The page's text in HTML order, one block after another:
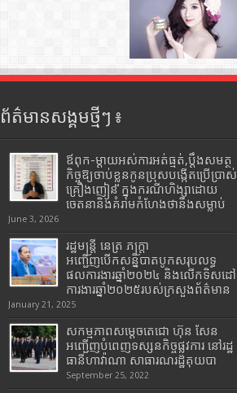
ព័ត៌មានសង្គមថ្មីៗ ៖
ឪពុក-ម្ដាយអស់ការអត់ធ្មត់,ប្ដឹងសមត្ថ
កិច្ចឱ្យចាប់ខ្លួនកូនប្រុសបង្កើតប្រើប្រាស់
គ្រឿងញៀន ក្នុងករណីហិង្សាដោយ
ចេតនានិងគំរាមកំហែងថានឹងសម្លាប់
June 3, 2026
រដ្ឋមន្រ្តី​ នេត្រ​ ភក្ត្រា​
អញ្ជើញបើកសន្និបាតបូកសរុបលទ្ធ
ផលការងារឆ្នាំ២០២៤ និងលើកទិសដៅ
ការងារឆ្នាំ២០២៥របស់​ក្រសួង​ព័ត៌មាន​
January 21, 2025
សកម្មភាពសម្តេចតេជោ ហ៊ុន សែន
អញ្ជើញបំពេញទស្សនកិច្ចផ្លូវការ នៅរដ្ឋ
ធានីហាវ៉ាណា សាធារណរដ្ឋគុយបា
September 25, 2022